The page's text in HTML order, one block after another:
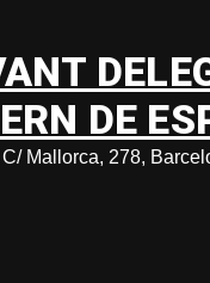
DE
C/ Mallorca, 278,